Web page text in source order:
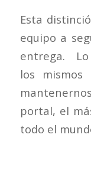
Esta
equipo a
entrega.
los
portal, el
todo el